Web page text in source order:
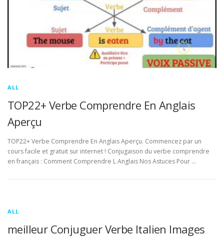
ALL
TOP22+ Verbe Comprendre En Anglais
Aperçu
TOP22+ Verbe Comprendre En Anglais Aperçu. Commencez par un
cours facile et gratuit sur internet ! Conjugaison du verbe comprendre
en français : Comment Comprendre L Anglais Nos Astuces Pour …
ALL
meilleur Conjuguer Verbe Italien Images